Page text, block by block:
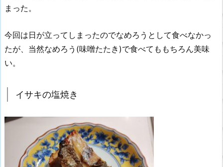
まった。
今回は日が立ってしまったのでなめろうとして食べなかっ
たが、当然なめろう(味噌たたき)で食べてももちろん美味
い。
イサキの塩焼き